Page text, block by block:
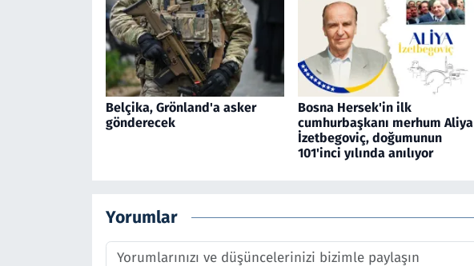
Belçika, Grönland'a asker
gönderecek
Bosna Hersek'in ilk
cumhurbaşkanı merhum Aliya
İzetbegoviç, doğumunun
101'inci yılında anılıyor
Yorumlar